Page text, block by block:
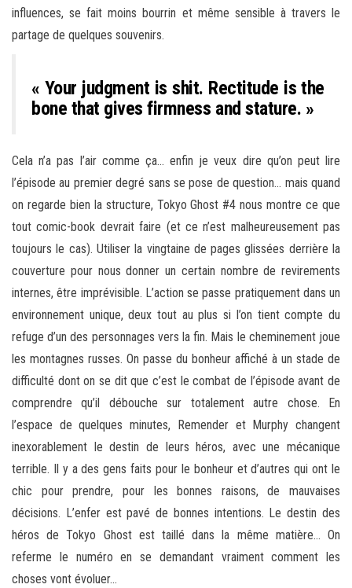
influences, se fait moins bourrin et même sensible à travers le
partage de quelques souvenirs.
« Your judgment is shit. Rectitude is the
bone that gives firmness and stature. »
Cela n’a pas l’air comme ça… enfin je veux dire qu’on peut lire
l’épisode au premier degré sans se pose de question… mais quand
on regarde bien la structure, Tokyo Ghost #4 nous montre ce que
tout comic-book devrait faire (et ce n’est malheureusement pas
toujours le cas). Utiliser la vingtaine de pages glissées derrière la
couverture pour nous donner un certain nombre de revirements
internes, être imprévisible. L’action se passe pratiquement dans un
environnement unique, deux tout au plus si l’on tient compte du
refuge d’un des personnages vers la fin. Mais le cheminement joue
les montagnes russes. On passe du bonheur affiché à un stade de
difficulté dont on se dit que c’est le combat de l’épisode avant de
comprendre qu’il débouche sur totalement autre chose. En
l’espace de quelques minutes, Remender et Murphy changent
inexorablement le destin de leurs héros, avec une mécanique
terrible. Il y a des gens faits pour le bonheur et d’autres qui ont le
chic pour prendre, pour les bonnes raisons, de mauvaises
décisions. L’enfer est pavé de bonnes intentions. Le destin des
héros de Tokyo Ghost est taillé dans la même matière… On
referme le numéro en se demandant vraiment comment les
choses vont évoluer…